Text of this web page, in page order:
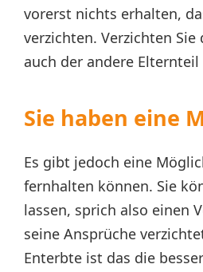
vorerst nichts erhalten,
verzichten. Verzichten
auch der andere
Sie haben eine
Es gibt jedoch eine
fernhalten können. Sie
lassen, sprich also einen
seine Ansprüche
Enterbte ist das die